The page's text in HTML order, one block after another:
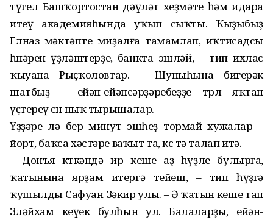
түгел Башҡортостан дәүләт хеҙмәте һәм идара
итеү академияһында уҡып сыҡты. Ҡыҙыбыҙ
Гөлназ мәктәпте миҙалға тамамлап, иҡтисадсы
һөнәрен үҙләштерҙе, банкта эшләй, – тип ихлас
ҡыуана Рыҫҡоловтар. – Шуныһына бигерәк
шатбыҙ – ейән-ейәнсәрҙәребеҙҙе төрлө яҡтан
үҫтереү өсөн ныҡ тырышалар.
Үҙҙәре лә бер минут эшһеҙ тормай хужалар –
йорт, баҡса хәстәре ваҡыт та, көс тә талап итә.
– Донъя көткәндә ир кеше аҙ һүҙле булырға,
ҡатынына ярҙам итергә тейеш, – тип һүҙгә
ҡушылды Сафуан Зәкир улы. – Ә ҡатын кеше тап
Зөләйхам кеүек булһын ул. Балаларҙы, ейән-